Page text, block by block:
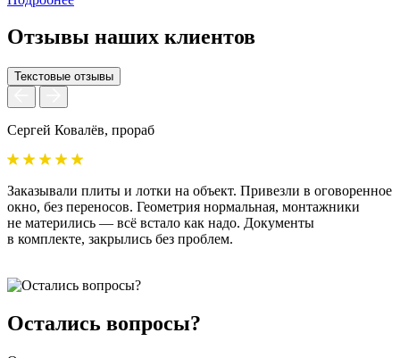
Отзывы наших клиентов
Текстовые отзывы
Сергей Ковалёв, прораб
Заказывали плиты и лотки на объект. Привезли в оговоренное
окно, без переносов. Геометрия нормальная, монтажники
не матерились — всё встало как надо. Документы
в комплекте, закрылись без проблем.
Остались вопросы?